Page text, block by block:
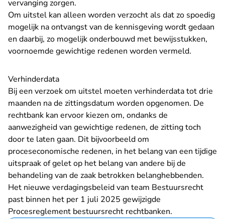
vervanging zorgen.
Om uitstel kan alleen worden verzocht als dat zo spoedig
mogelijk na ontvangst van de kennisgeving wordt gedaan
en daarbij, zo mogelijk onderbouwd met bewijsstukken,
voornoemde gewichtige redenen worden vermeld.
Verhinderdata
Bij een verzoek om uitstel moeten verhinderdata tot drie
maanden na de zittingsdatum worden opgenomen. De
rechtbank kan ervoor kiezen om, ondanks de
aanwezigheid van gewichtige redenen, de zitting toch
door te laten gaan. Dit bijvoorbeeld om
proceseconomische redenen, in het belang van een tijdige
uitspraak of gelet op het belang van andere bij de
behandeling van de zaak betrokken belanghebbenden.
Het nieuwe verdagingsbeleid van team Bestuursrecht
past binnen het per 1 juli 2025 gewijzigde
Procesreglement bestuursrecht rechtbanken.